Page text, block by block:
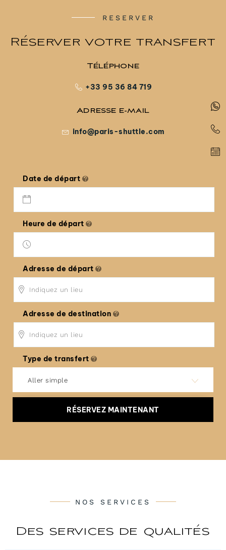
RESERVER
Réserver votre transfert
Téléphone
+33 95 36 84 719
Adresse e-mail
info@paris-shuttle.com
Date de départ
Heure de départ
Adresse de départ
Adresse de destination
Type de transfert
Aller simple
RÉSERVEZ MAINTENANT
NOS SERVICES
Des services de qualités